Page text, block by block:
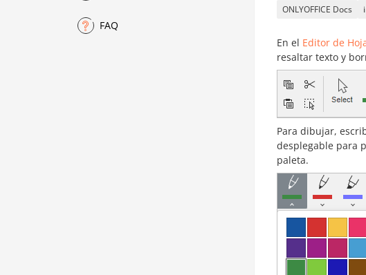
FAQ
ONLYOFFICE Docs
En el Editor de
resaltar texto y
Para dibujar,
desplegable para
paleta.